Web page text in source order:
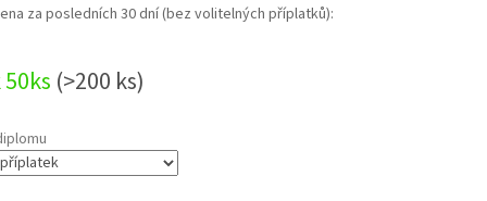
za posledních 30 dní (bez volitelných příplatků):
(>200 ks)